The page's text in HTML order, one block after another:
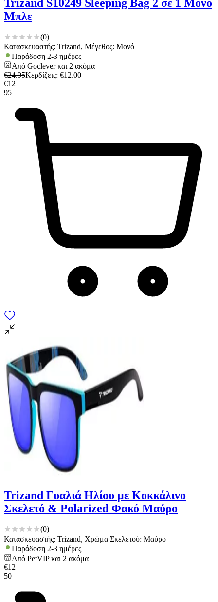
Trizand S10249 Sleeping Bag 2 σε 1 Μονό
Μπλε
(0)
Κατασκευαστής: Trizand, Μέγεθος: Μονό
Παράδοση 2-3 ημέρες
Από Goclever και 2 ακόμα
€24,95Κερδίζεις: €12,00
€12
95
Trizand Γυαλιά Ηλίου με Κοκκάλινο
Σκελετό & Polarized Φακό Μαύρο
(0)
Κατασκευαστής: Trizand, Χρώμα Σκελετού: Μαύρο
Παράδοση 2-3 ημέρες
Από PetVIP και 2 ακόμα
€12
50